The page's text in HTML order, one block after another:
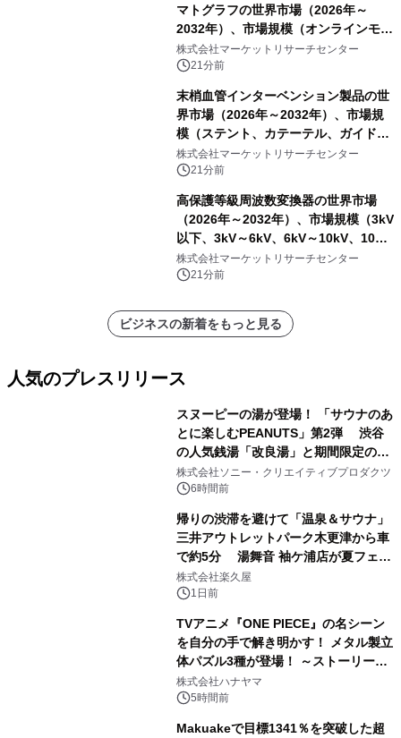
マトグラフの世界市場（2026年～
2032年）、市場規模（オンラインモニ
タリング型、ラボラトリー型）・分析
レポートを発表
株式会社マーケットリサーチセンター
21分前
末梢血管インターベンション製品の世
界市場（2026年～2032年）、市場規
模（ステント、カテーテル、ガイドワ
イヤー、シース、下大静脈フィルタ
ー、その他）・分析レポートを発表
株式会社マーケットリサーチセンター
21分前
高保護等級周波数変換器の世界市場
（2026年～2032年）、市場規模（3kV
以下、3kV～6kV、6kV～10kV、10kV
超）・分析レポートを発表
株式会社マーケットリサーチセンター
21分前
ビジネスの新着をもっと見る
人気のプレスリリース
スヌーピーの湯が登場！ 「サウナのあ
とに楽しむPEANUTS」第2弾 渋谷
の人気銭湯「改良湯」と期間限定のコ
ラボレーション サウナイキタイコラ
ボグッズも発売決定！
株式会社ソニー・クリエイティブプロダクツ
6時間前
帰りの渋滞を避けて「温泉＆サウナ」
三井アウトレットパーク木更津から車
で約5分 湯舞音 袖ケ浦店が夏フェア
メニューを提供
株式会社楽久屋
1日前
TVアニメ『ONE PIECE』の名シーン
を自分の手で解き明かす！ メタル製立
体パズル3種が登場！ ～ストーリーと
ギミックが融合した 大人の体験型パズ
ルが8月7日(金)12時より先行予約受付
株式会社ハナヤマ
5時間前
Makuakeで目標1341％を突破した超